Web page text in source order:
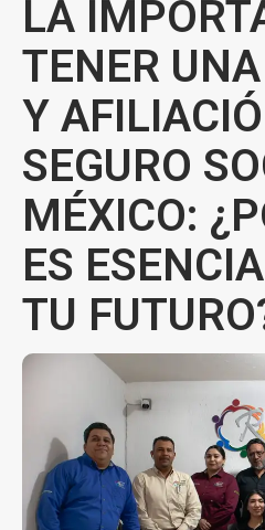
LA
TENER
Y
SEGURO
MÉXICO:
ES
TU